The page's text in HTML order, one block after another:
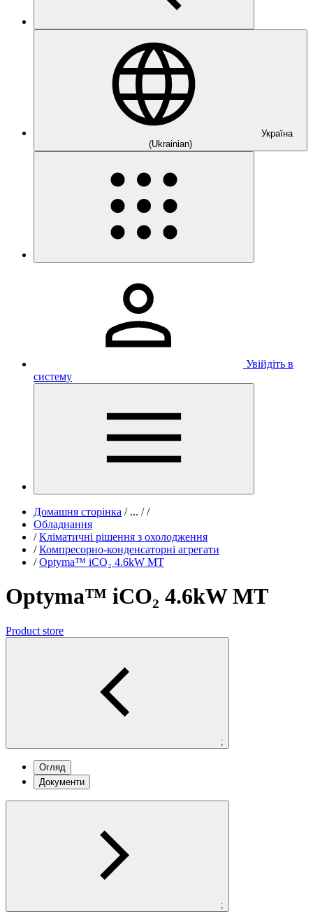
Україна
(Ukrainian)
Увійдіть в
систему
Домашня сторінка /... / /
Обладнання
/ Кліматичні рішення з охолодження
/ Компресорно-конденсаторні агрегати
/ Optyma™ iCO₂ 4.6kW MT
Optyma™ iCO₂ 4.6kW MT
Product store
;
Огляд
Документи
;